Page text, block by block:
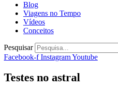
Blog
Viagens no Tempo
Vídeos
Conceitos
Pesquisar
Facebook-f InstagramYoutube
Testes no astral